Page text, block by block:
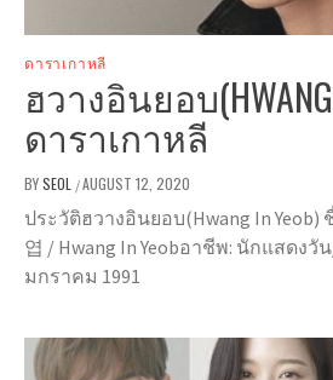
ดาราเกาหลี
ฮวางอินยอบ(HWANG
ดาราเกาหลี
BYSEOL /AUGUST 12, 2020
ประวัติฮวางอินยอบ(Hwang In Yeob)
엽 / Hwang In Yeobอาชีพ: นักแสดงวั
มกราคม 1991